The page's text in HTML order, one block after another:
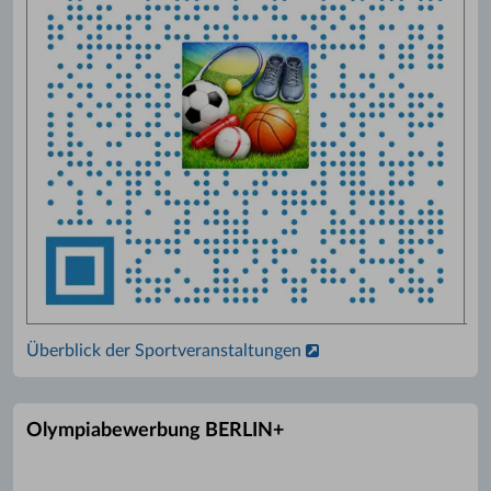
Überblick der Sportveranstaltungen
Olympiabewerbung BERLIN+